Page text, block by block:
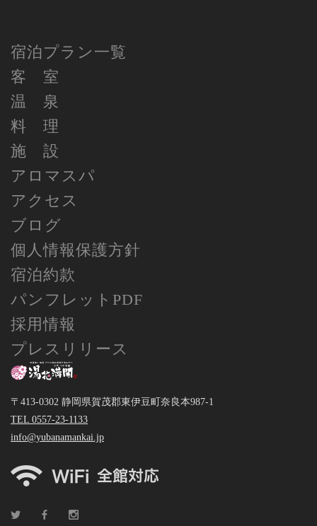
宿泊プラン一覧
客 室
温 泉
料 理
施 設
アロマスパ
アクセス
ブログ
個人情報保護方針
宿泊約款
パンフレットPDF
採用情報
プレスリリース
〒413-0302 静岡県賀茂郡東伊豆町奈良本987-1
TEL 0557-23-1133
info@yubanamankai.jp